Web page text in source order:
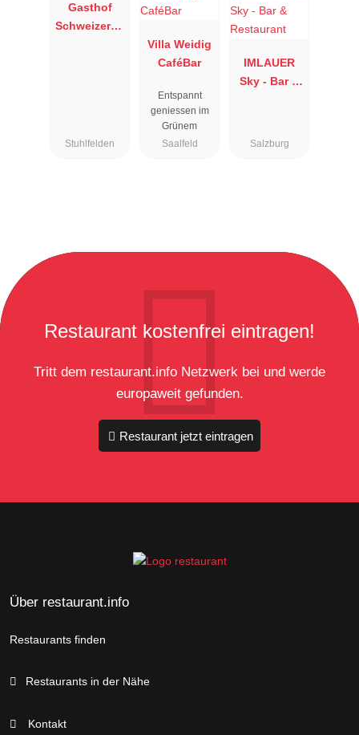
Gasthof
Schweizerha
Stuhlfelden
Villa Weidig
CaféBar
Entspannt
geniessen im
Grünem
Saalfeld
IMLAUER
Sky - Bar &
Salzburg
Restaurant kostenfrei eintragen!
Tritt dem restaurant.info Netzwerk bei und werde
europaweit gefunden.
Restaurant jetzt eintragen
Über restaurant.info
Restaurants finden
Restaurants in der Nähe
Kontakt